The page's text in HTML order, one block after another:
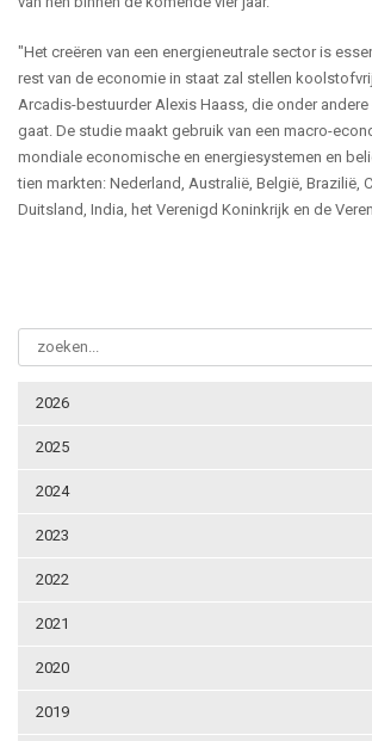
2026
2025
2024
2023
2022
2021
2020
2019
"Het creëren van een energieneutrale sector is
rest van de economie in staat zal stellen
Arcadis-bestuurder Alexis Haass, die onder
gaat. De studie maakt gebruik van een macro-
mondiale economische en energiesystemen en
tien markten: Nederland, Australië, België, Brazilië,
Duitsland, India, het Verenigd Koninkrijk en de